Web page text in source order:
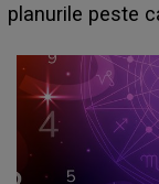
sa: "I-am spus